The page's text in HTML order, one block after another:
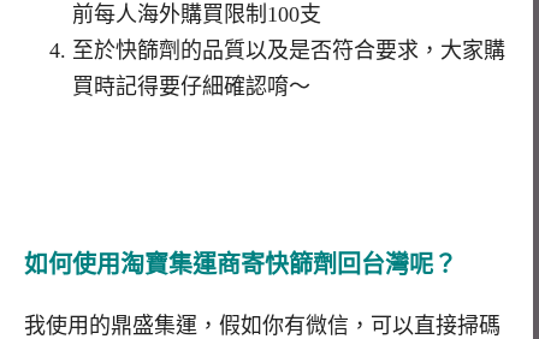
前每人海外購買限制100支
至於快篩劑的品質以及是否符合要求，大家購
買時記得要仔細確認唷～
如何使用淘寶集運商寄快篩劑回台灣呢？
我使用的鼎盛集運，假如你有微信，可以直接掃碼